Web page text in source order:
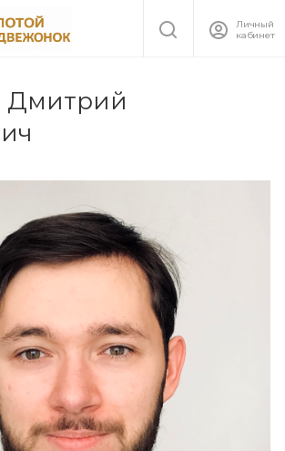
Личный
кабинет
Дмитрий